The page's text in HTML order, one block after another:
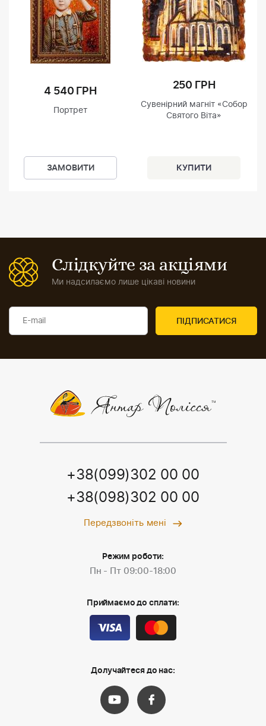
4 540 ГРН
Портрет
ЗАМОВИТИ
250 ГРН
Сувенірний магніт «Собор
Святого Віта»
Слідкуйте за акціями
Ми надсилаємо лише цікаві новини
+38(099)302 00 00
+38(098)302 00 00
Передзвоніть мені
Режим роботи:
Пн - Пт 09:00-18:00
Приймаємо до сплати:
Долучайтеся до нас: